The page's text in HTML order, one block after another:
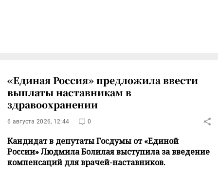
«Единая Россия» предложила ввести
выплаты наставникам в
здравоохранении
6 августа 2026, 12:44 0
Кандидат в депутаты Госдумы от «Единой
России» Людмила Болилая выступила за введение
компенсаций для врачей-наставников.